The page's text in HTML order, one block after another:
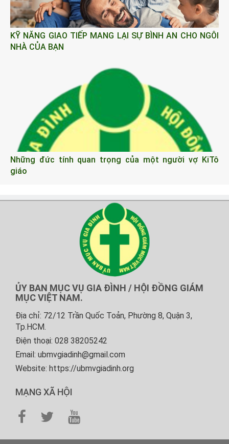
KỸ NĂNG GIAO TIẾP MANG LẠI SỰ BÌNH AN CHO NGÔI
NHÀ CỦA BẠN
Những đức tính quan trọng của một người vợ KiTô
giáo
ỦY BAN MỤC VỤ GIA ĐÌNH / HỘI ĐỒNG GIÁM
MỤC VIỆT NAM.
Địa chỉ: 72/12 Trần Quốc Toản, Phường 8, Quận 3,
Tp.HCM.
Điện thoại: 028 38205242
Email: ubmvgiadinh@gmail.com
Website: https://ubmvgiadinh.org
MẠNG XÃ HỘI